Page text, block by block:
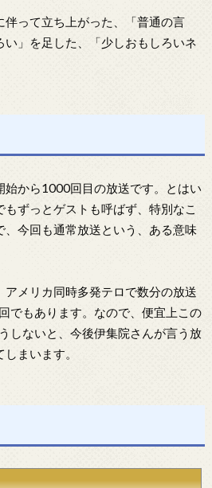
伴って立ち上がった、「普通の言
」を足した、「少しおもしろいネ
始から1000回目の放送です。とはい
ずっとゲストも呼ばず、特別なこ
、今回も通常放送という、ある意味
アメリカ同時多発テロで数分の放送
でもあります。なので、便宜上この
しないと、今後伊集院さんが言う放
まいます。